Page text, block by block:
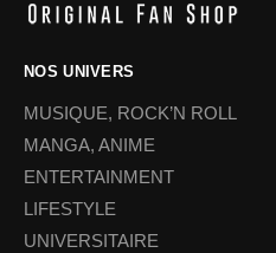
NOS UNIVERS
MUSIQUE, ROCK’N ROLL
MANGA, ANIME
ENTERTAINMENT
LIFESTYLE
UNIVERSITAIRE